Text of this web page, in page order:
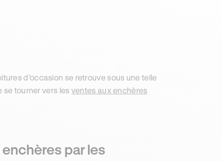
d’occasion se retrouve sous une telle
tourner vers les ventes aux enchères
par les